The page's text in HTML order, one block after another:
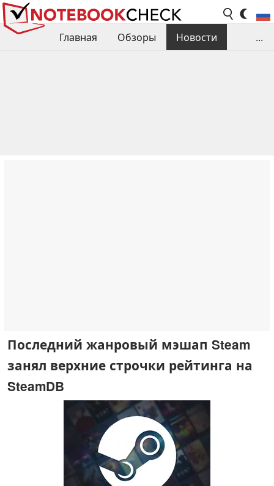
Главная Обзоры
Новости
...
Последний жанровый мэшап Steam
занял верхние строчки рейтинга на
SteamDB